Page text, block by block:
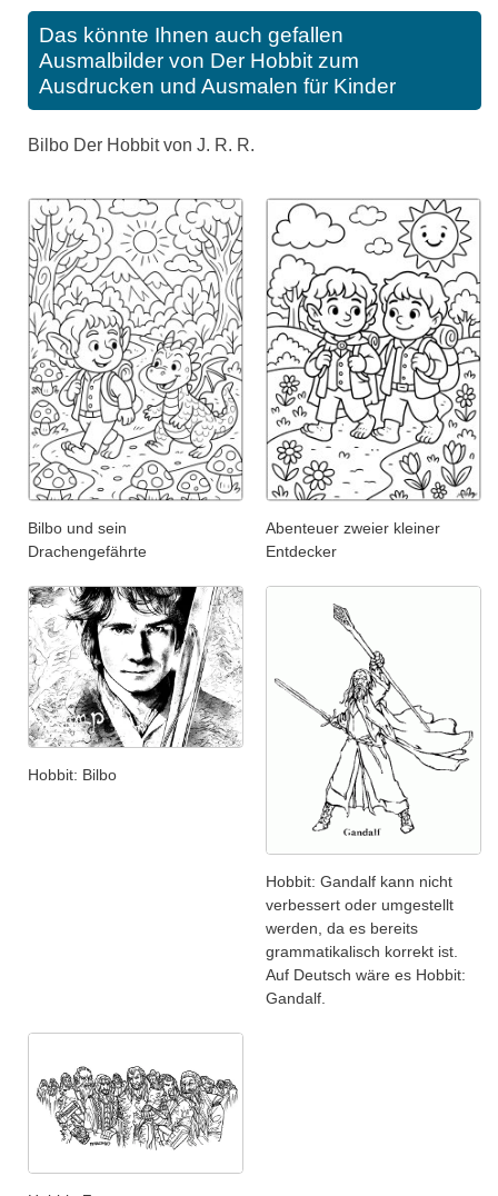
Das könnte Ihnen auch gefallen
Ausmalbilder von Der Hobbit zum
Ausdrucken und Ausmalen für Kinder
Bilbo Der Hobbit von J. R. R.
Bilbo und sein
Drachengefährte
Abenteuer zweier kleiner
Entdecker
Hobbit: Bilbo
Hobbit: Gandalf kann nicht
verbessert oder umgestellt
werden, da es bereits
grammatikalisch korrekt ist.
Auf Deutsch wäre es Hobbit:
Gandalf.